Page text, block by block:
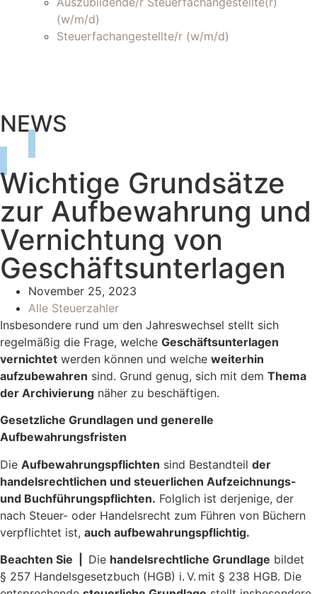
(w/m/d)
Steuerfachangestellte/r (w/m/d)
NEWS
Wichtige Grundsätze
zur Aufbewahrung und
Vernichtung von
Geschäftsunterlagen
November 25, 2023
Alle Steuerzahler
Insbesondere rund um den Jahreswechsel stellt sich
regelmäßig die Frage, welche Geschäftsunterlagen
vernichtet werden können und welche weiterhin
aufzubewahren sind. Grund genug, sich mit dem Thema
der Archivierung näher zu beschäftigen.
Gesetzliche Grundlagen und generelle
Aufbewahrungsfristen
Die Aufbewahrungspflichten sind Bestandteil der
handelsrechtlichen und steuerlichen Aufzeichnungs-
und Buchführungspflichten. Folglich ist derjenige, der
nach Steuer- oder Handelsrecht zum Führen von Büchern
verpflichtet ist, auch aufbewahrungspflichtig.
Beachten Sie | Die handelsrechtliche Grundlage bildet
§ 257 Handelsgesetzbuch (HGB) i. V. mit § 238 HGB. Die